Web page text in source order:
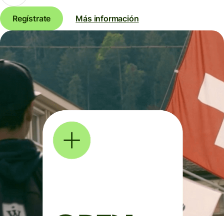
Regístrate Más información